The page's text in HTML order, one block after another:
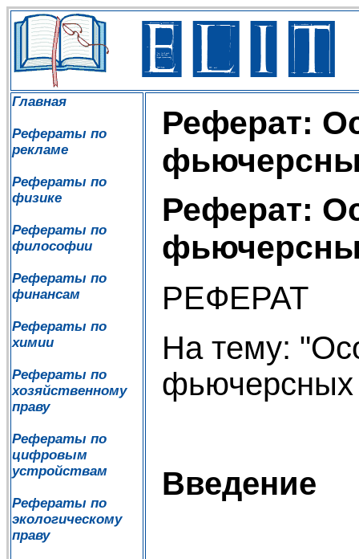
Главная
Рефераты по
рекламе
Рефераты по
физике
Рефераты по
философии
Рефераты по
финансам
Рефераты по
химии
Рефераты по
хозяйственному
праву
Рефераты по
цифровым
устройствам
Рефераты по
экологическому
праву
Реферат:
Реферат:
РЕФЕРАТ
На тему:
фьючерсных
Введение